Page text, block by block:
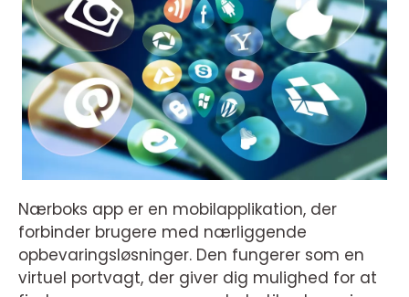
Nærboks app er en mobilapplikation, der
forbinder brugere med nærliggende
opbevaringsløsninger. Den fungerer som en
virtuel portvagt, der giver dig mulighed for at